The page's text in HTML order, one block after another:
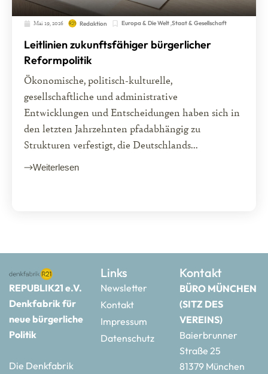
Mai 19, 2026 Redaktion Europa & Die Welt,Staat & Gesellschaft
Leitlinien zukunftsfähiger bürgerlicher
Reformpolitik
Ökonomische, politisch-kulturelle,
gesellschaftliche und administrative
Entwicklungen und Entscheidungen haben sich in
den letzten Jahrzehnten pfadabhängig zu
Strukturen verfestigt, die Deutschlands...
Weiterlesen
REPUBLIK21 e.V.
Denkfabrik für
neue bürgerliche
Politik
Die Denkfabrik
Links
Newsletter
Kontakt
Impressum
Datenschutz
Kontakt
BÜRO MÜNCHEN
(SITZ DES
VEREINS)
Baierbrunner
Straße 25
81379 München